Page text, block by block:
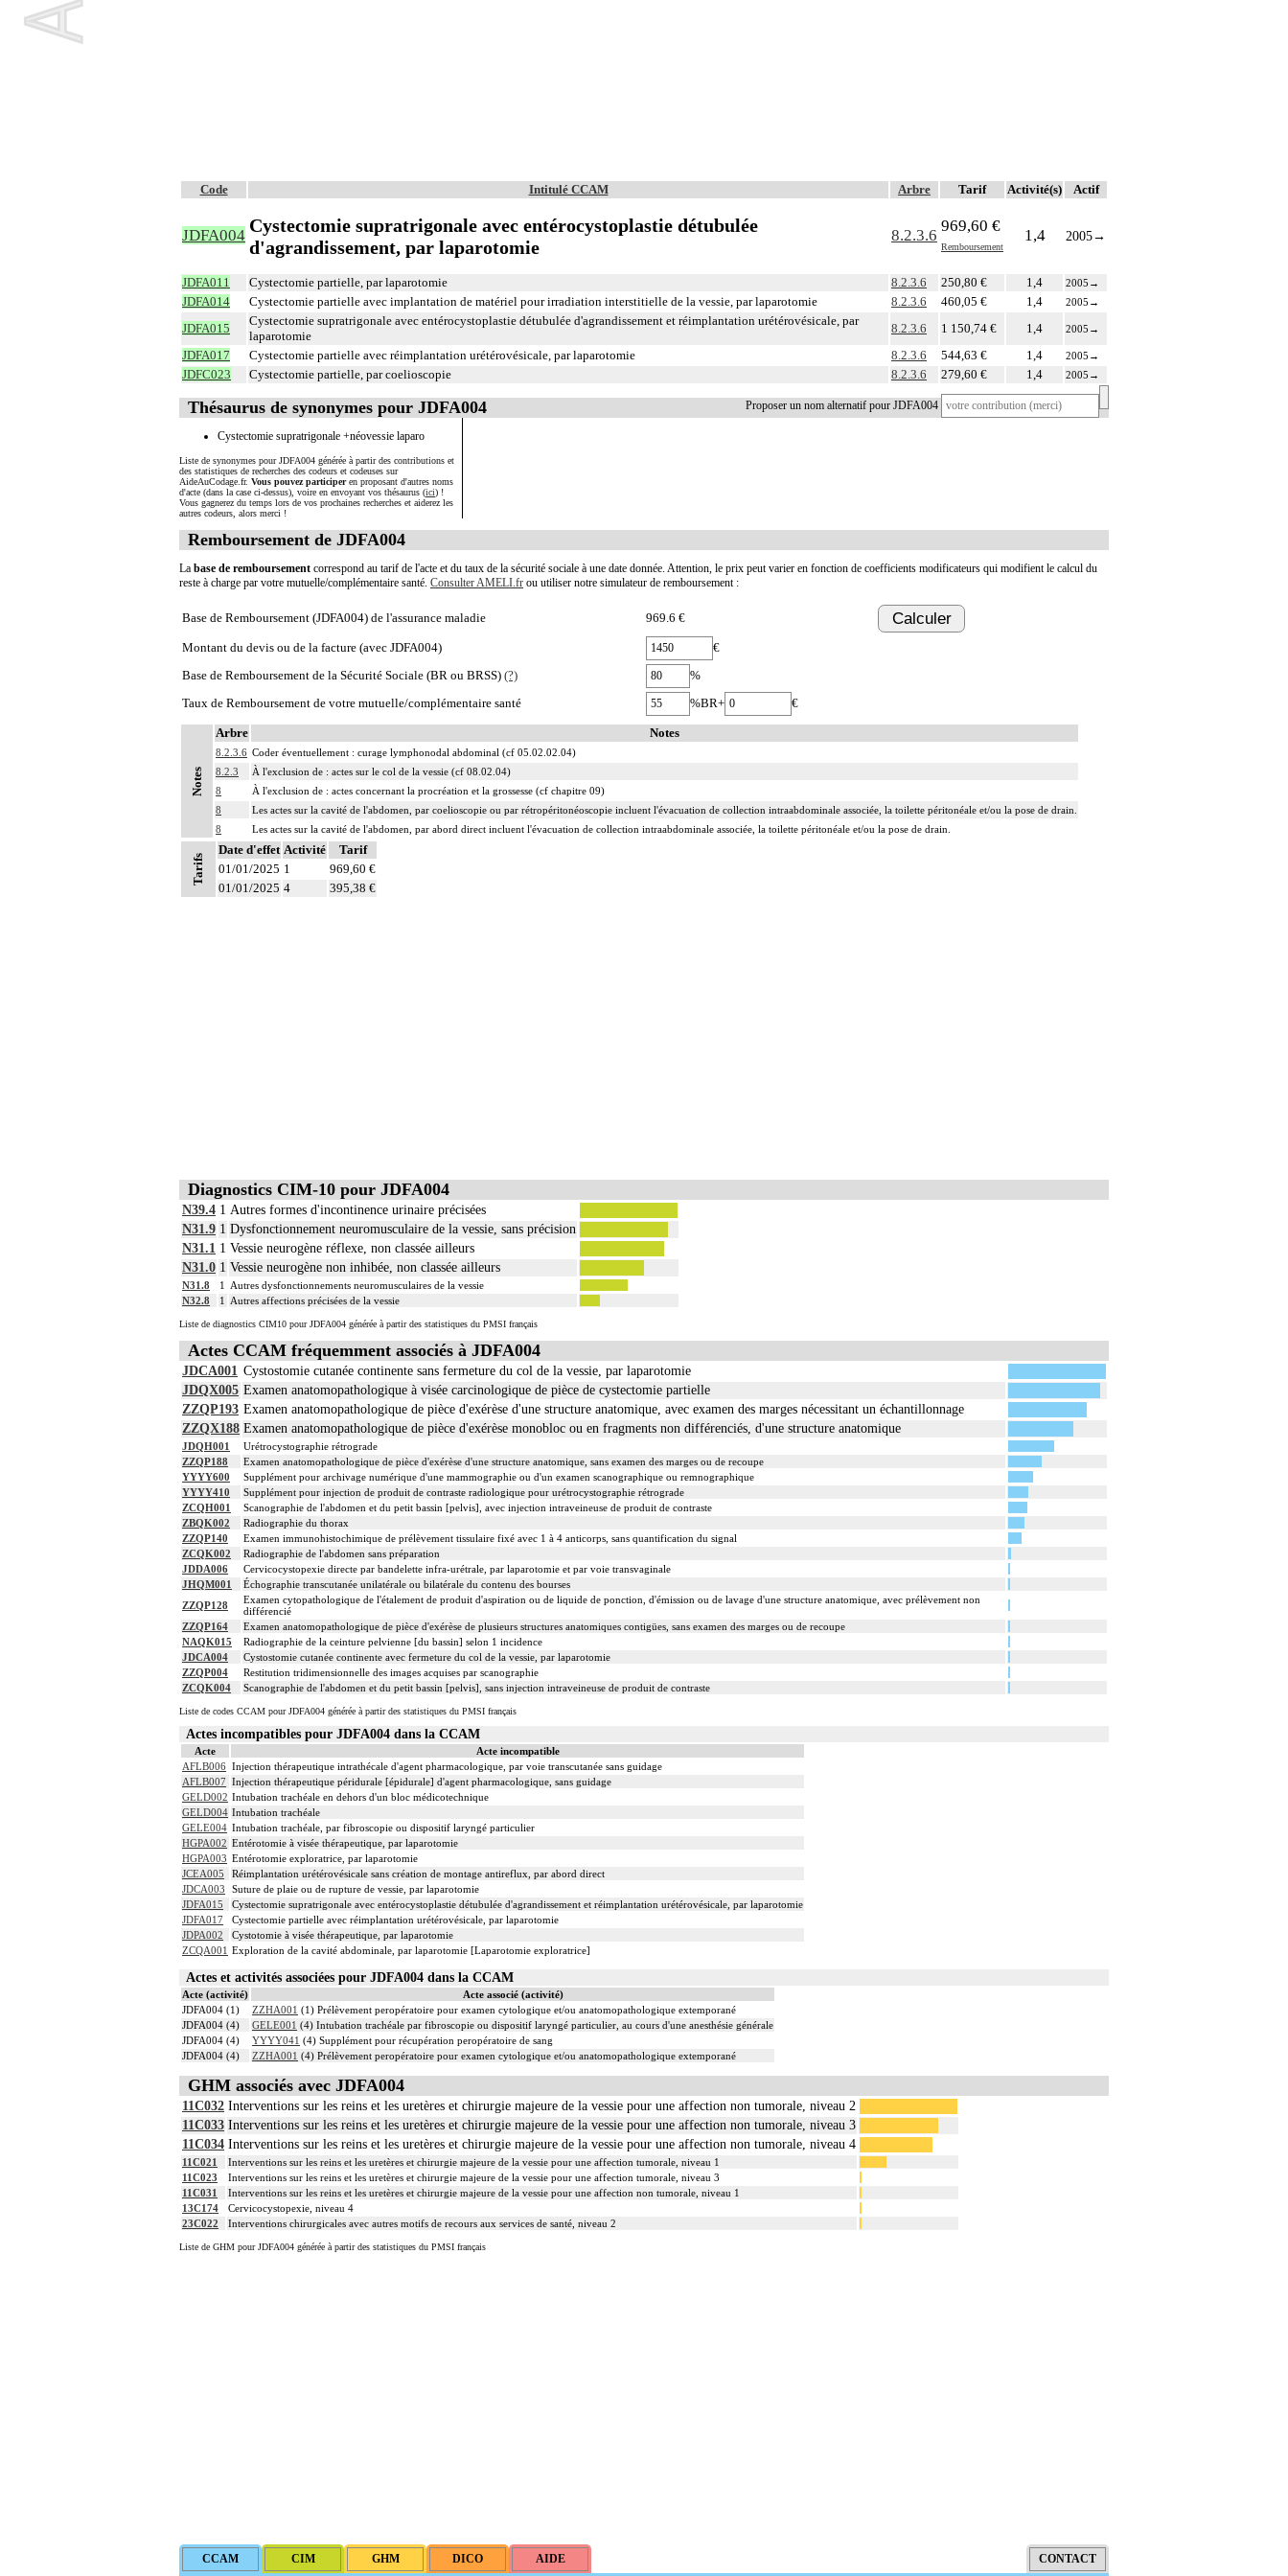
Code Intitulé CCAM Arbre Tarif Activité(s) Actif
JDFA004 Cystectomie supratrigonale avec entérocystoplastie détubulée
d'agrandissement, par laparotomie
8.2.3.6
969,60 €
Remboursement
1,4 2005→
JDFA011 Cystectomie partielle, par laparotomie 8.2.3.6 250,80 € 1,4 2005 →
JDFA014 Cystectomie partielle avec implantation de matériel pour irradiation interstitielle de la vessie, par laparotomie 8.2.3.6 460,05 € 1,4 2005 →
JDFA015
Cystectomie supratrigonale avec entérocystoplastie détubulée d'agrandissement et réimplantation urétérovésicale, par
laparotomie
8.2.3.6 1 150,74 € 1,4 2005 →
JDFA017 Cystectomie partielle avec réimplantation urétérovésicale, par laparotomie 8.2.3.6 544,63 € 1,4 2005 →
JDFC023 Cystectomie partielle, par coelioscopie 8.2.3.6 279,60 € 1,4 2005 →
Proposer un nom alternatif pour JDFA004
Thésaurus de synonymes pour JDFA004
Cystectomie supratrigonale +néovessie laparo
Liste de synonymes pour JDFA004 générée à partir des contributions et
des statistiques de recherches des codeurs et codeuses sur
AideAuCodage.fr. Vous pouvez participeren proposant d'autres noms
d'acte (dans la case ci-dessus), voire en envoyant vos thésaurus (ici) !
Vous gagnerez du temps lors de vos prochaines recherches et aiderez les
autres codeurs, alors merci !
Remboursement de JDFA004
La base de remboursement correspond au tarif de l'acte et du taux de la sécurité sociale à une date donnée. Attention, le prix peut varier en fonction de coefficients modificateurs qui modifient le calcul du
reste à charge par votre mutuelle/complémentaire santé. Consulter AMELI.fr ou utiliser notre simulateur de remboursement :
Base de Remboursement (JDFA004) de l'assurance maladie 969.6 € Calculer
Montant du devis ou de la facture (avec JDFA004)
€
Base de Remboursement de la Sécurité Sociale (BR ou BRSS) (?)
%
Taux de Remboursement de votre mutuelle/complémentaire santé
%BR+ €
Notes
Arbre Notes
8.2.3.6 Coder éventuellement : curage lymphonodal abdominal (cf 05.02.02.04)
8.2.3
À l'exclusion de : actes sur le col de la vessie (cf 08.02.04)
8
À l'exclusion de : actes concernant la procréation et la grossesse (cf chapitre 09)
8
Les actes sur la cavité de l'abdomen, par coelioscopie ou par rétropéritonéoscopie incluent l'évacuation de collection intraabdominale associée, la toilette péritonéale et/ou la pose de drain.
8
Les actes sur la cavité de l'abdomen, par abord direct incluent l'évacuation de collection intraabdominale associée, la toilette péritonéale et/ou la pose de drain.
Tarifs
Date d'effet Activité
Tarif
01/01/2025 1
969,60 €
01/01/2025 4 395,38 €
Diagnostics CIM-10 pour JDFA004
N39.4 1 Autres formes d'incontinence urinaire précisées
N31.9 1 Dysfonctionnement neuromusculaire de la vessie, sans précision
N31.1 1 Vessie neurogène réflexe, non classée ailleurs
N31.0 1 Vessie neurogène non inhibée, non classée ailleurs
N31.8 1
Autres dysfonctionnements neuromusculaires de la vessie
N32.8
1 Autres affections précisées de la vessie
Liste de diagnostics CIM10 pour JDFA004 générée à partir des statistiques du PMSI français
Actes CCAM fréquemment associés à JDFA004
JDCA001 Cystostomie cutanée continente sans fermeture du col de la vessie, par laparotomie
JDQX005 Examen anatomopathologique à visée carcinologique de pièce de cystectomie partielle
ZZQP193 Examen anatomopathologique de pièce d'exérèse d'une structure anatomique, avec examen des marges nécessitant un échantillonnage
ZZQX188 Examen anatomopathologique de pièce d'exérèse monobloc ou en fragments non différenciés, d'une structure anatomique
JDQH001
Urétrocystographie rétrograde
ZZQP188
Examen anatomopathologique de pièce d'exérèse d'une structure anatomique, sans examen des marges ou de recoupe
YYYY600
Supplément pour archivage numérique d'une mammographie ou d'un examen scanographique ou remnographique
YYYY410
Supplément pour injection de produit de contraste radiologique pour urétrocystographie rétrograde
ZCQH001
Scanographie de l'abdomen et du petit bassin [pelvis], avec injection intraveineuse de produit de contraste
ZBQK002
Radiographie du thorax
ZZQP140
Examen immunohistochimique de prélèvement tissulaire fixé avec 1 à 4 anticorps, sans quantification du signal
ZCQK002
Radiographie de l'abdomen sans préparation
JDDA006
Cervicocystopexie directe par bandelette infra-urétrale, par laparotomie et par voie transvaginale
JHQM001
Échographie transcutanée unilatérale ou bilatérale du contenu des bourses
ZZQP128
Examen cytopathologique de l'étalement de produit d'aspiration ou de liquide de ponction, d'émission ou de lavage d'une structure anatomique, avec prélèvement non
différencié
ZZQP164
Examen anatomopathologique de pièce d'exérèse de plusieurs structures anatomiques contigües, sans examen des marges ou de recoupe
NAQK015
Radiographie de la ceinture pelvienne [du bassin] selon 1 incidence
JDCA004
Cystostomie cutanée continente avec fermeture du col de la vessie, par laparotomie
ZZQP004
Restitution tridimensionnelle des images acquises par scanographie
ZCQK004
Scanographie de l'abdomen et du petit bassin [pelvis], sans injection intraveineuse de produit de contraste
Liste de codes CCAM pour JDFA004 générée à partir des statistiques du PMSI français
Actes incompatibles pour JDFA004 dans la CCAM
Acte
Acte incompatible
AFLB006 Injection thérapeutique intrathécale d'agent pharmacologique, par voie transcutanée sans guidage
AFLB007 Injection thérapeutique péridurale [épidurale] d'agent pharmacologique, sans guidage
GELD002 Intubation trachéale en dehors d'un bloc médicotechnique
GELD004 Intubation trachéale
GELE004 Intubation trachéale, par fibroscopie ou dispositif laryngé particulier
HGPA002 Entérotomie à visée thérapeutique, par laparotomie
HGPA003 Entérotomie exploratrice, par laparotomie
JCEA005
Réimplantation urétérovésicale sans création de montage antireflux, par abord direct
JDCA003
Suture de plaie ou de rupture de vessie, par laparotomie
JDFA015
Cystectomie supratrigonale avec entérocystoplastie détubulée d'agrandissement et réimplantation urétérovésicale, par laparotomie
JDFA017
Cystectomie partielle avec réimplantation urétérovésicale, par laparotomie
JDPA002
Cystotomie à visée thérapeutique, par laparotomie
ZCQA001 Exploration de la cavité abdominale, par laparotomie [Laparotomie exploratrice]
Actes et activités associées pour JDFA004 dans la CCAM
Acte (activité)
Acte associé (activité)
JDFA004 (1)
ZZHA001 (1) Prélèvement peropératoire pour examen cytologique et/ou anatomopathologique extemporané
JDFA004 (4)
GELE001 (4) Intubation trachéale par fibroscopie ou dispositif laryngé particulier, au cours d'une anesthésie générale
JDFA004 (4)
YYYY041 (4) Supplément pour récupération peropératoire de sang
JDFA004 (4)
ZZHA001 (4) Prélèvement peropératoire pour examen cytologique et/ou anatomopathologique extemporané
GHM associés avec JDFA004
11C032 Interventions sur les reins et les uretères et chirurgie majeure de la vessie pour une affection non tumorale, niveau 2
11C033 Interventions sur les reins et les uretères et chirurgie majeure de la vessie pour une affection non tumorale, niveau 3
11C034 Interventions sur les reins et les uretères et chirurgie majeure de la vessie pour une affection non tumorale, niveau 4
11C021
Interventions sur les reins et les uretères et chirurgie majeure de la vessie pour une affection tumorale, niveau 1
11C023
Interventions sur les reins et les uretères et chirurgie majeure de la vessie pour une affection tumorale, niveau 3
11C031
Interventions sur les reins et les uretères et chirurgie majeure de la vessie pour une affection non tumorale, niveau 1
13C174
Cervicocystopexie, niveau 4
23C022
Interventions chirurgicales avec autres motifs de recours aux services de santé, niveau 2
Liste de GHM pour JDFA004 générée à partir des statistiques du PMSI français